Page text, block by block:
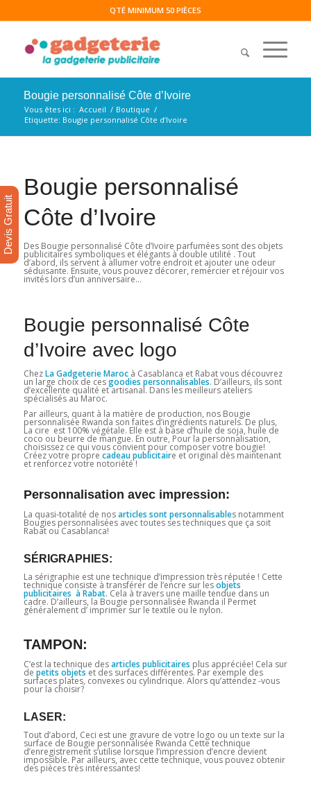
QTÉ MINIMUM 50 PIÈCES
Bougie personnalisé Côte d’Ivoire
Vous êtes ici : Accueil / Boutique /
Etiquette: Bougie personnalisé Côte d’Ivoire
Bougie personnalisé
Côte d’Ivoire
Des Bougie personnalisé Côte d’Ivoire parfumées sont des objets
publicitaires symboliques et élégants à double utilité . Tout
d’abord, ils servent à allumer votre endroit et ajouter une odeur
séduisante. Ensuite, vous pouvez décorer, remercier et réjouir vos
invités lors d’un anniversaire…
Bougie personnalisé Côte
d’Ivoire avec logo
ChezLa Gadgeterie Marocà Casablanca et Rabat vous découvrez
un large choix de cesgoodies personnalisables. D’ailleurs, ils sont
d’excellente qualité et artisanal. Dans les meilleurs ateliers
spécialisés au Maroc.
Par ailleurs, quant à la matière de production, nos Bougie
personnalisée Rwanda son faites d’ingrédients naturels. De plus,
La cire est 100% végétale. Elle est à base d’huile de soja, huile de
coco ou beurre de mangue. En outre, Pour la personnalisation,
choisissez ce qui vous convient pour composer votre bougie!
Créez votre propre cadeau publicitaire et original dès maintenant
et renforcez votre notoriété !
Personnalisation avec impression:
La quasi-totalité de nosarticles sont personnalisables notamment
Bougies personnalisées avec toutes ses techniques que ça soit
Rabat ou Casablanca!
SÉRIGRAPHIES:
La sérigraphie est une technique d’impression très réputée ! Cette
technique consiste à transférer de l’encre sur lesobjets
publicitaires à Rabat. Cela à travers une maille tendue dans un
cadre. D’ailleurs, la Bougie personnalisée Rwanda il Permet
généralement d’ imprimer sur le textile ou le nylon.
TAMPON:
C’est la technique desarticles publicitaires plus appréciée! Cela sur
de petits objets et des surfaces différentes. Par exemple des
surfaces plates, convexes ou cylindrique. Alors qu’attendez -vous
pour la choisir?
LASER:
Tout d’abord, Ceci est une gravure de votre logo ou un texte sur la
surface de Bougie personnalisée Rwanda Cette technique
d’enregistrement s’utilise lorsque l’impression d’encre devient
impossible. Par ailleurs, avec cette technique, vous pouvez obtenir
des pièces très intéressantes!
Devis Gratuit